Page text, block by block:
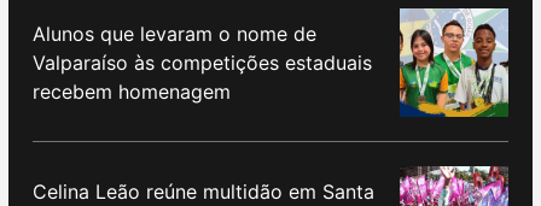
Alunos que levaram o nome de
Valparaíso às competições estaduais
recebem homenagem
Celina Leão reúne multidão em Santa